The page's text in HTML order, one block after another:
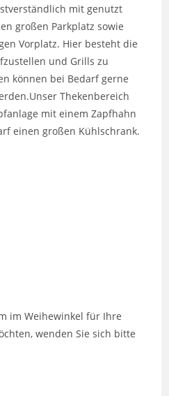
mit genutzt
großen Parkplatz sowie
Vorplatz. Hier besteht die
und Grills zu
können bei Bedarf gerne
Thekenbereich
mit einem Zapfhahn
einen großen Kühlschrank.
im Weihewinkel für Ihre
wenden Sie sich bitte